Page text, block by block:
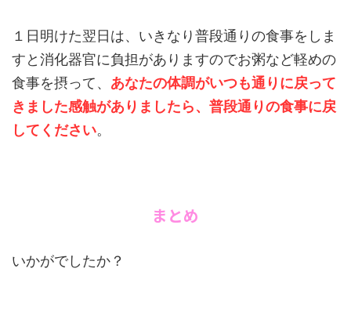
１日明けた翌日は、いきなり普段通りの食事をしま
すと消化器官に負担がありますのでお粥など軽めの
食事を摂って、 あなたの体調がいつも通りに戻って
きました感触がありましたら、普段通りの食事に戻
してください。
まとめ
いかがでしたか？